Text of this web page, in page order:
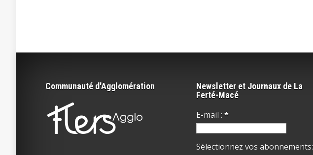
Communauté d'Agglomération
Newsletter et Journaux de La
Ferté-Macé
E-mail : *
Sélectionnez vos abonnements: